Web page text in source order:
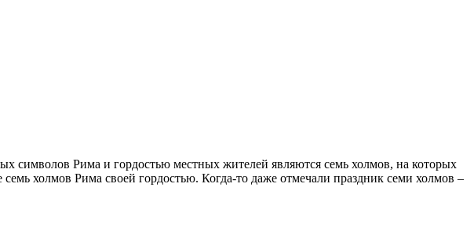
Рима и гордостью местных жителей являются семь холмов, на которых
холмов Рима своей гордостью. Когда-то даже отмечали праздник семи холмов –